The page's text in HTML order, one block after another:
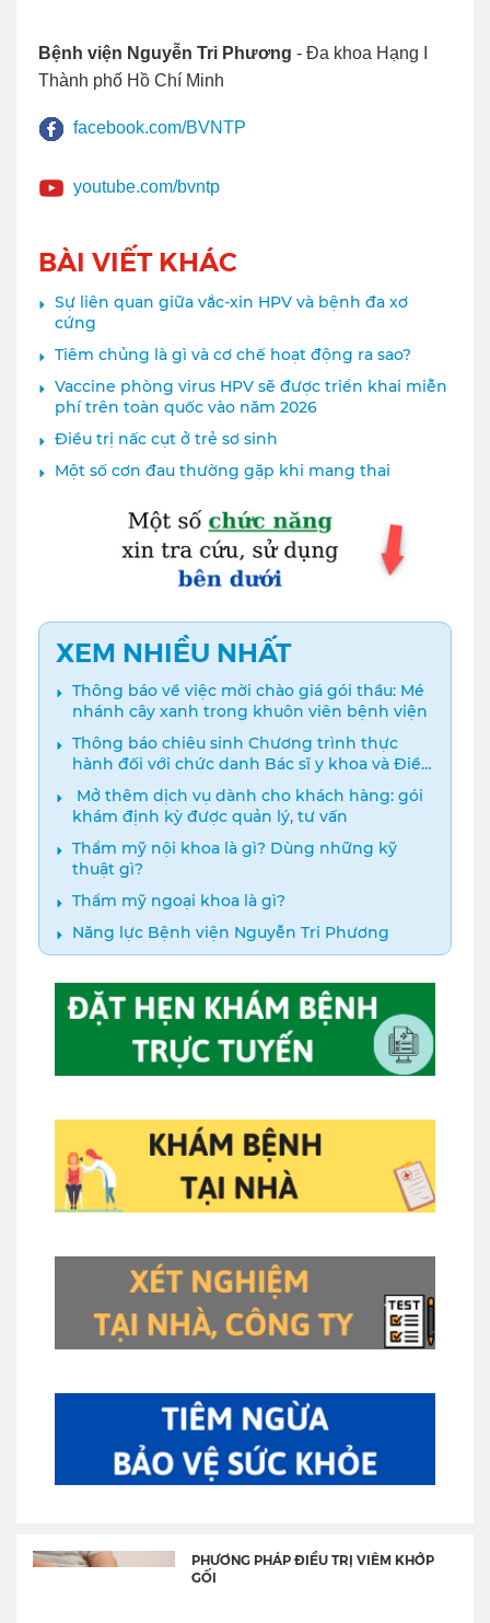
Bệnh viện Nguyễn Tri Phương - Đa khoa Hạng I
Thành phố Hồ Chí Minh
facebook.com/BVNTP
youtube.com/bvntp
BÀI VIẾT KHÁC
Sự liên quan giữa vắc-xin HPV và bệnh đa xơ
cứng
Tiêm chủng là gì và cơ chế hoạt động ra sao?
Vaccine phòng virus HPV sẽ được triển khai miễn
phí trên toàn quốc vào năm 2026
Điều trị nấc cụt ở trẻ sơ sinh
Một số cơn đau thường gặp khi mang thai
XEM NHIỀU NHẤT
Thông báo về việc mời chào giá gói thầu: Mé
nhánh cây xanh trong khuôn viên bệnh viện
Thông báo chiêu sinh Chương trình thực
hành đối với chức danh Bác sĩ y khoa và Điều
dưỡng năm 2024
️ Mở thêm dịch vụ dành cho khách hàng: gói
khám định kỳ được quản lý, tư vấn
Thẩm mỹ nội khoa là gì? Dùng những kỹ
thuật gì?
Thẩm mỹ ngoại khoa là gì?
Năng lực Bệnh viện Nguyễn Tri Phương
PHƯƠNG PHÁP ĐIỀU TRỊ VIÊM KHỚP
GỐI